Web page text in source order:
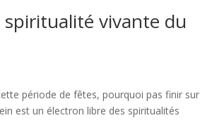
spiritualité vivante du
période de fêtes, pourquoi pas finir sur
est un électron libre des spiritualités